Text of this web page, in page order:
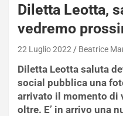
Diletta Leotta,
vedremo
22 Luglio 2022 Beatrice
Diletta Leotta saluta
social pubblica una
arrivato il momento di
oltre. E’ in arrivo una